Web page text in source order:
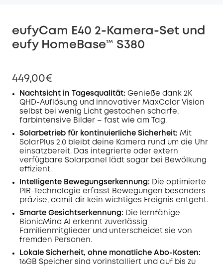
eufyCam E40 2-Kamera-Set und
eufy HomeBase™ S380
449,00€
Nachtsicht in Tagesqualität: Genieße dank 2K
QHD-Auflösung und innovativer MaxColor Vision
selbst bei wenig Licht gestochen scharfe,
farbintensive Bilder – fast wie am Tag.
Solarbetrieb für kontinuierliche Sicherheit: Mit
SolarPlus 2.0 bleibt deine Kamera rund um die Uhr
einsatzbereit. Das integrierte oder extern
verfügbare Solarpanel lädt sogar bei Bewölkung
effizient.
Intelligente Bewegungserkennung: Die optimierte
PIR-Technologie erfasst Bewegungen besonders
präzise, damit dir kein wichtiges Ereignis entgeht.
Smarte Gesichtserkennung: Die lernfähige
BionicMind AI erkennt zuverlässig
Familienmitglieder und unterscheidet sie von
fremden Personen.
Lokale Sicherheit, ohne monatliche Abo-Kosten:
16GB Speicher sind vorinstalliert und auf bis zu